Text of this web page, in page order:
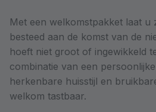
Met een welkomstpakket laat u
besteed aan de komst van de
hoeft niet groot of ingewikkeld
combinatie van een
herkenbare huisstijl en
welkom tastbaar.